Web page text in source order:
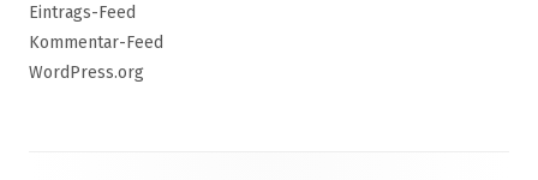
Eintrags-Feed
Kommentar-Feed
WordPress.org